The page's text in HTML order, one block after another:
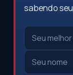
sabendo